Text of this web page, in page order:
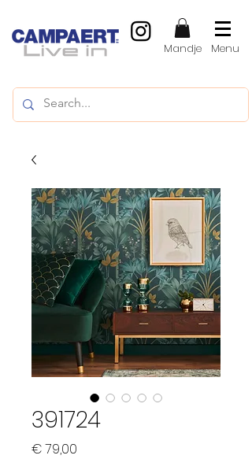
Mandje Menu
391724
€ 79,00